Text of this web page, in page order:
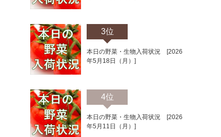
3位
本日の野菜・生物入荷状況 [2026
年5月18日（月）]
4位
本日の野菜・生物入荷状況 [2026
年5月11日（月）]